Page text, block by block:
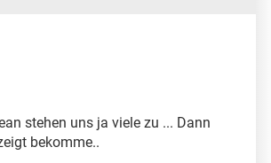
stehen uns ja viele zu ... Dann
bekomme..